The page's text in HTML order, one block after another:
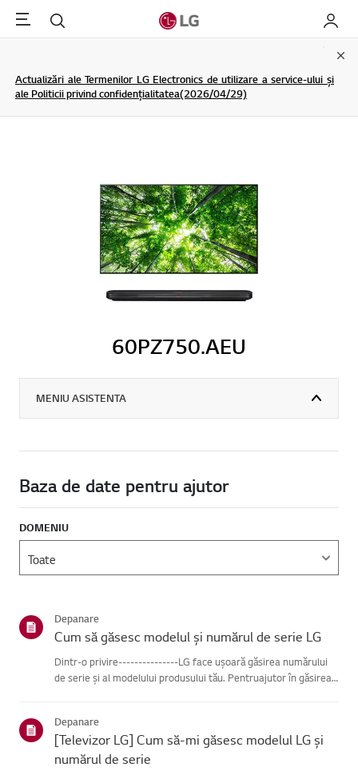
Menu Cautare My LG
Actualizări ale Termenilor LG Electronics de utilizare a service-ului și
ale Politicii privind confidențialitatea(2026/04/29)
60PZ750.AEU
MENIU ASISTENTA
Baza de date pentru ajutor
DOMENIU
Depanare
Cum să găsesc modelul și numărul de serie LG
Dintr-o privire---------------LG face ușoară găsirea numărului
de serie și al modelului produsului tău. Pentruajutor în găsirea
Depanare
[Televizor LG] Cum să-mi găsesc modelul LG și
numărul de serie